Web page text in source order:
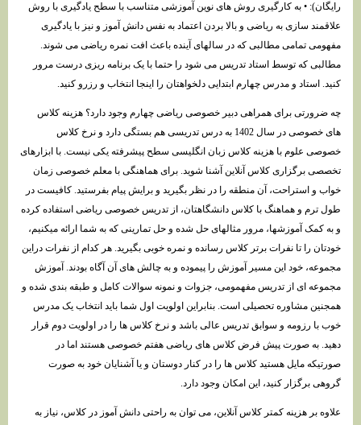
رایگان): • به کارگیری روش های نوین آموزشی متناسب با سطح یادگیری با روش
علاقمند سازی به ریاضی و بالا بردن اعتماد به نفس دانش آموز و نیز با یادگیری
مفهومی تمامی مطالبی که در سالهای آینده باعث افت نمره ریاضی می شوند.
مطالبی که توسط استاد تدریس می شود را حتما با یک برنامه ریزی درست مرور
کنید. استاد و مدرس چهارم ابتدایی دلخواهتان را اینجا انتخاب و رزرو کنید.
چه ضرورتی برای همراهی دبیر خصوصی ریاضی چهارم وجود دارد؟ هزینه کلاس
های خصوصی در سال 1402 به درس تدریسی هم بستگی دارد و نرخ کلاس
خصوصی علوم با هزینه کلاس زبان انگلیسی سطح پیشرفته یکی نیست. با ابزارهای
تخصصی برگزاری کلاس آنلاین آشنا شوید. برای هماهنگی با معلم خصوصی زمان
خواب و استراحت، آن منطقه را در نظر بگیرید و برایش پیام بفرستید. کافیست در
طول ترم و هماهنگ با کلاس دانشگاهتان، از تدریس خصوصی ریاضی استفاده کرده
و به کمک آموزشها، مرور مثالهای حل شده و حل تمارینی که به شما ارائه میکنیم،
خودتان را تا نفرات برتر کلاس رسانده و نمره خوبی بگیرید. هر کدام از نفرات دراین
مجموعه، خود این مسیر آموزش را پیموده و به چالش های آن آگاه بودند. آموزش
مجموعه ای از تدریس مفهمومی، جزوات و نمونه سوالات کامل و طبقه بندی شده و
همجنین مشاوره تحصیلی است. بنابراین اولویت اول شما باید انتخاب یک مدرس
خوب با رزومه و سوابق تدریس عالی باشد و نرخ کلاس ها را در اولویت دوم قرار
دهید. به صورت پیش فرض کلاس های ریاضی هفتم خصوصی هستند اما در
صورتیکه مایل هستید کلاس ها را در کنار دوستان و یا آشنایان خود به صورت
گروهی برگزار کنید، این امکان وجود دارد.
علاوه بر هزینه کمتر کلاس آنلاین، می توان به راحتی دانش آموز در کلاس، نیاز به